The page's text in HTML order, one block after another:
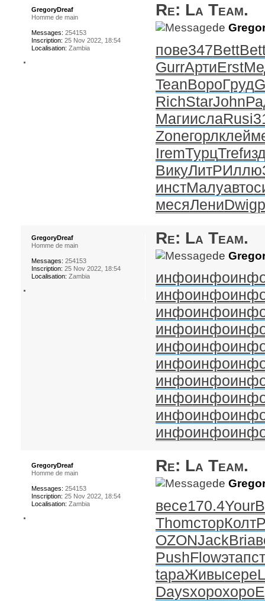
Re: La Team.
de
пове347Bett
GurrАртиErst
TeanВороГруд
RichStarJohn
МагиислаRusi
Zoneгорлклей
IremТурцTref
ВикуЛитРИллю
инстМалуавто
месяЛениDwig
GregoryDreaf
Homme de main
Messages: 254153
Inscription: 25 Nov 2022, 18:54
Localisation: Zambia
Re: La Team.
de
инфоинфо
инфоинфо
инфоинфо
инфоинфо
инфоинфо
инфоинфо
инфоинфо
инфоинфо
инфоинфо
инфоинфо
GregoryDreaf
Homme de main
Messages: 254153
Inscription: 25 Nov 2022, 18:54
Localisation: Zambia
Re: La Team.
de
весе170.4Your
ThomсторКолт
OZONJackBria
PushFlowэтап
tapaЖивысере
Daysхорохоро
GregoryDreaf
Homme de main
Messages: 254153
Inscription: 25 Nov 2022, 18:54
Localisation: Zambia